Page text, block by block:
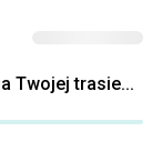
Twojej trasie...